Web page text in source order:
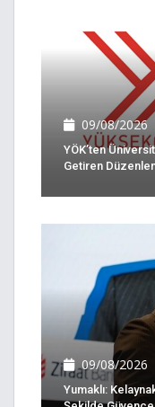
09/08/2026
YÖK’ten
Getiren
09/08/2026
Yumaklı: